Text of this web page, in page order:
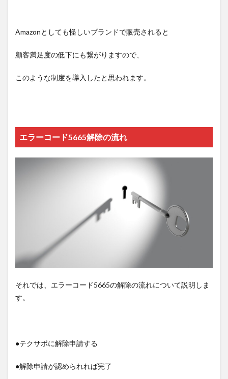
Amazonとしても怪しいブランドで販売されると
顧客満足度の低下にも繋がりますので、
このような制度を導入したと思われます。
エラーコード5665解除の流れ
それでは、エラーコード5665の解除の流れについて説明しま
す。
●テクサポに解除申請する
●解除申請が認められれば完了